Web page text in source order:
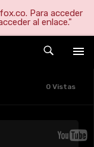
Para acceder
al enlace."
0 Vistas